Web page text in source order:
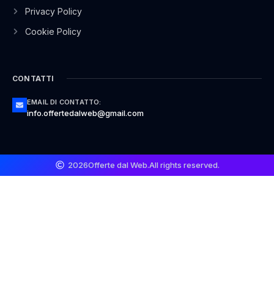
Privacy Policy
Cookie Policy
CONTATTI
EMAIL DI CONTATTO:
info.offertedalweb@gmail.com
2026Offerte dal Web.All rights reserved.